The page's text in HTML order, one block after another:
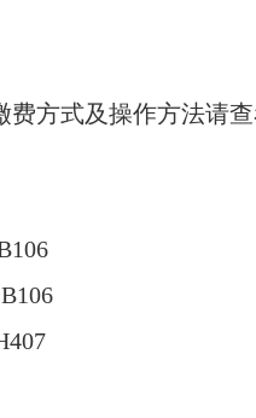
方式及操作方法请